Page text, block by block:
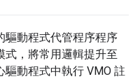
驅動程式代管程序程序
式，將常用邏輯提升至
驅動程式中執行 VMO 註